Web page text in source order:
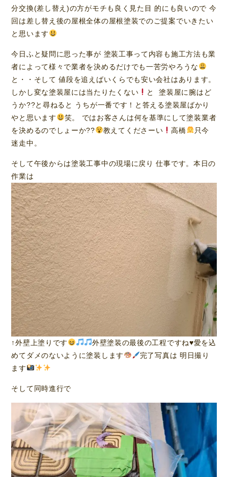
分交換(差し替え)の方がモチも良く見た目 的にも良いので 今
回は差し替え後の屋根全体の屋根塗装でのご提案でいきたい
と思います
今日ふと疑問に思った事が 塗装工事って内容も施工方法も業
者によって様々で業者を決めるだけでも一苦労やろうな
と・・そして 値段を追えばいくらでも安い会社はあります。
しかし変な塗装屋には当たりたくない
と 塗装屋に腕はど
うか??と尋ねると うちが一番です！と答える塗装屋ばかり
やと思います
笑。 ではお客さんは何を基準にして塗装業者
を決めるのでしょーか??
教えてくださーい 高橋
只今
迷走中。
そして午後からは塗装工事中の現場に戻り 仕事です。本日の
作業は
↑外壁上塗りです 外壁塗装の最後の工程ですね♥️愛を込
めてダメのないように塗装します
完了写真は 明日撮り
ます
そして同時進行で